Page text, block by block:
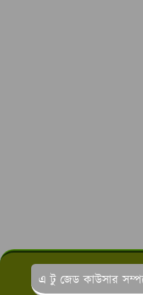
এ টু জেড কাউসার